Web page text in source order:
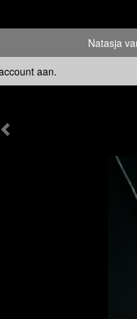
Natasja
aan.